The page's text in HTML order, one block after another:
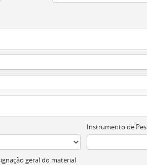
Instrumento de
geral do material